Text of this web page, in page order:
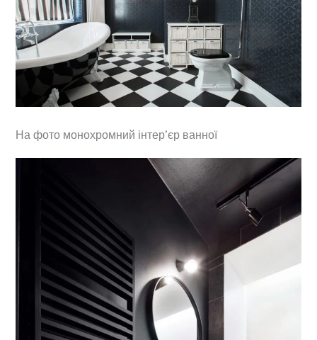
На фото монохромний інтер’єр ванної